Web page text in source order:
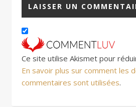
Ce site utilise Akismet pour
En savoir plus sur comment les
commentaires sont utilisées.